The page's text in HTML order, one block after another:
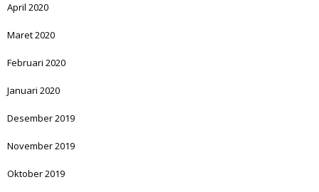
April 2020
Maret 2020
Februari 2020
Januari 2020
Desember 2019
November 2019
Oktober 2019